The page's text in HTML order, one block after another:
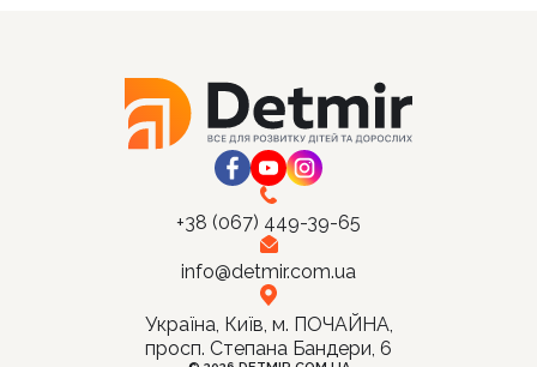
+38 (067) 449-39-65
info@detmir.com.ua
Україна, Київ, м. ПОЧАЙНА,
просп. Степана Бандери, 6